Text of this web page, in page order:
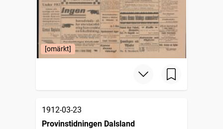
[omärkt]
1912-03-23
Provinstidningen Dalsland